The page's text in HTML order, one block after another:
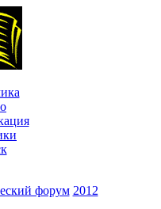
форум 2012